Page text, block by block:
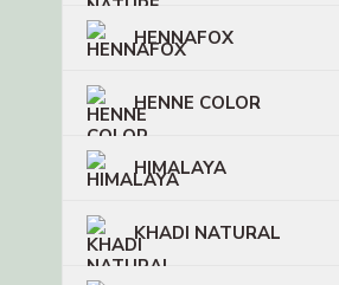
HENNAFOX
HENNE COLOR
HIMALAYA
KHADI NATURAL